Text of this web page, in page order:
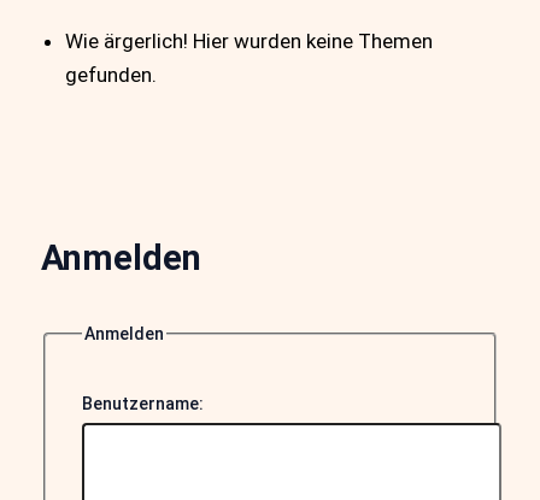
Wie ärgerlich! Hier wurden keine Themen
gefunden.
Anmelden
Anmelden
Benutzername: